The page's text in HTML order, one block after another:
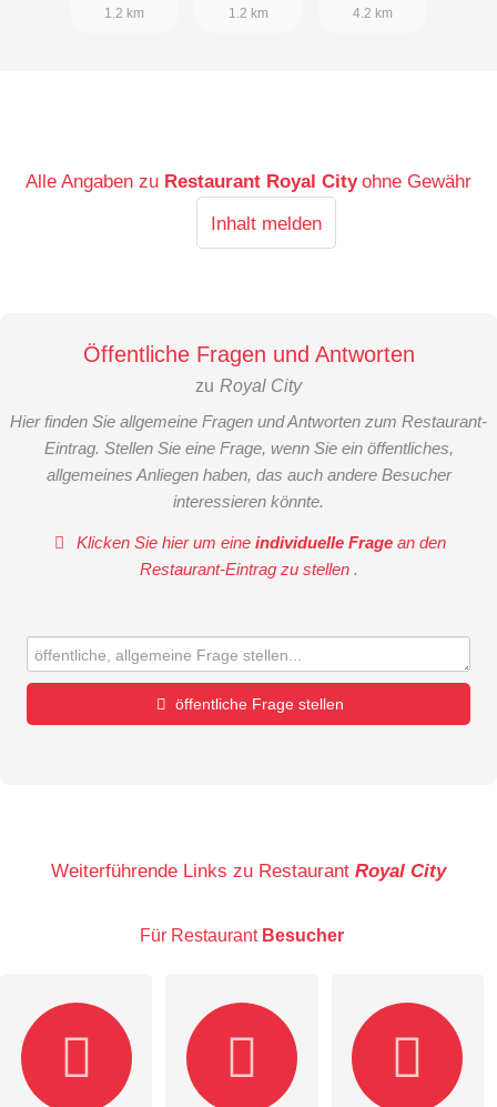
1.2 km 1.2 km 4.2 km
Alle Angaben zu Restaurant Royal City ohne Gewähr
Inhalt melden
Öffentliche Fragen und Antworten
zu Royal City
Hier finden Sie allgemeine Fragen und Antworten zum Restaurant-
Eintrag. Stellen Sie eine Frage, wenn Sie ein öffentliches,
allgemeines Anliegen haben, das auch andere Besucher
interessieren könnte.
Klicken Sie hier um eineindividuelle Frage an den
Restaurant-Eintrag zu stellen .
öffentliche Frage stellen
E-Mail-Adresse (wird nicht veröffentlicht)
Weiterführende Links zu Restaurant Royal City
Für Restaurant Besucher